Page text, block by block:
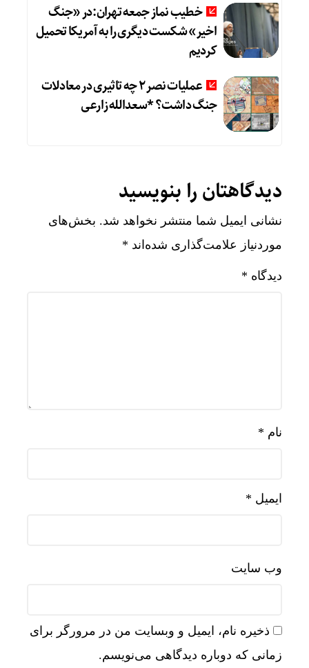
خطیب نماز جمعه تهران:در «جنگ
اخیر» شکست دیگری را به آمریکا تحمیل
کردیم
عملیات نصر ۲ چه تاثیری در معادلات
جنگ داشت؟ *سعدالله زارعی
دیدگاهتان را بنویسید
نشانی ایمیل شما منتشر نخواهد شد. بخش‌های
موردنیاز علامت‌گذاری شده‌اند *
دیدگاه *
نام *
ایمیل *
وب‌ سایت
ذخیره نام، ایمیل و وبسایت من در مرورگر برای
زمانی که دوباره دیدگاهی می‌نویسم.